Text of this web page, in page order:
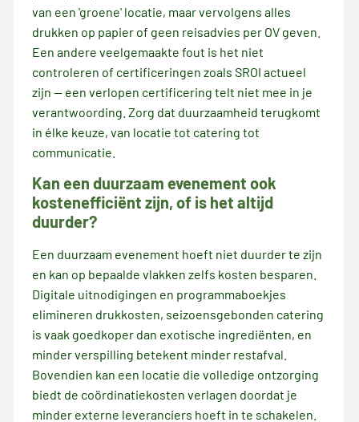
van een 'groene' locatie, maar vervolgens alles
drukken op papier of geen reisadvies per OV geven.
Een andere veelgemaakte fout is het niet
controleren of certificeringen zoals SROI actueel
zijn — een verlopen certificering telt niet mee in je
verantwoording. Zorg dat duurzaamheid terugkomt
in élke keuze, van locatie tot catering tot
communicatie.
Kan een duurzaam evenement ook
kostenefficiënt zijn, of is het altijd
duurder?
Een duurzaam evenement hoeft niet duurder te zijn
en kan op bepaalde vlakken zelfs kosten besparen.
Digitale uitnodigingen en programmaboekjes
elimineren drukkosten, seizoensgebonden catering
is vaak goedkoper dan exotische ingrediënten, en
minder verspilling betekent minder restafval.
Bovendien kan een locatie die volledige ontzorging
biedt de coördinatiekosten verlagen doordat je
minder externe leveranciers hoeft in te schakelen.